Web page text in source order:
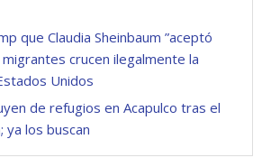
que Claudia Sheinbaum ”aceptó
crucen ilegalmente la
Unidos
de refugios en Acapulco tras el
ya los buscan